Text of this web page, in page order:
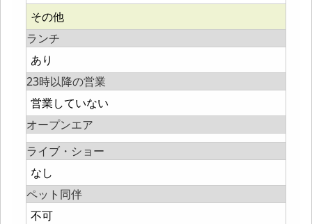
その他
ランチ
あり
23時以降の営業
営業していない
オープンエア
ライブ・ショー
なし
ペット同伴
不可